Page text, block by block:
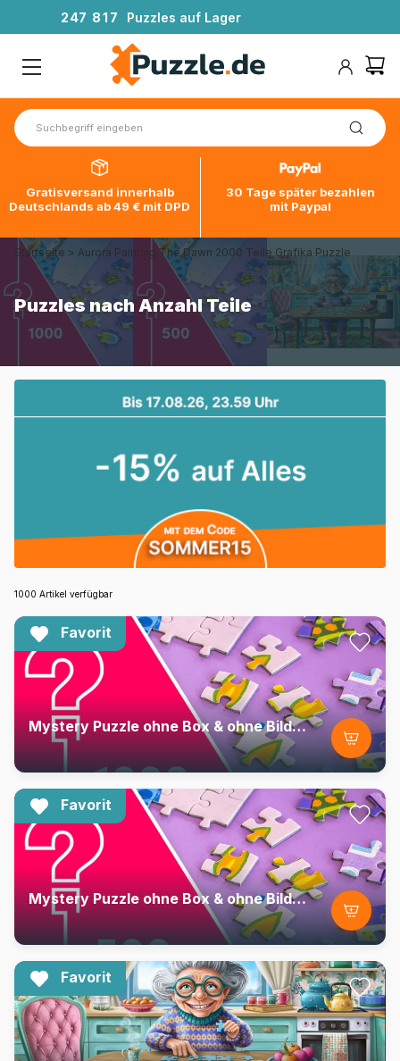
247 81 7 Puzzles auf Lager
Gratisversand innerhalb
Deutschlands ab 49 € mit DPD
30 Tage später bezahlen
mit Paypal
Startseite > Aurora Painting The Dawn 2000 Teile Grafika Puzzle
Puzzles nach Anzahl Teile
1000 Artikel verfügbar
Favorit
Mystery Puzzle ohne Box & ohne Bild - Beutel mit 1000 Teilen
Favorit
Mystery Puzzle ohne Box & ohne Bild - Beutel mit 500 Teilen
Favorit